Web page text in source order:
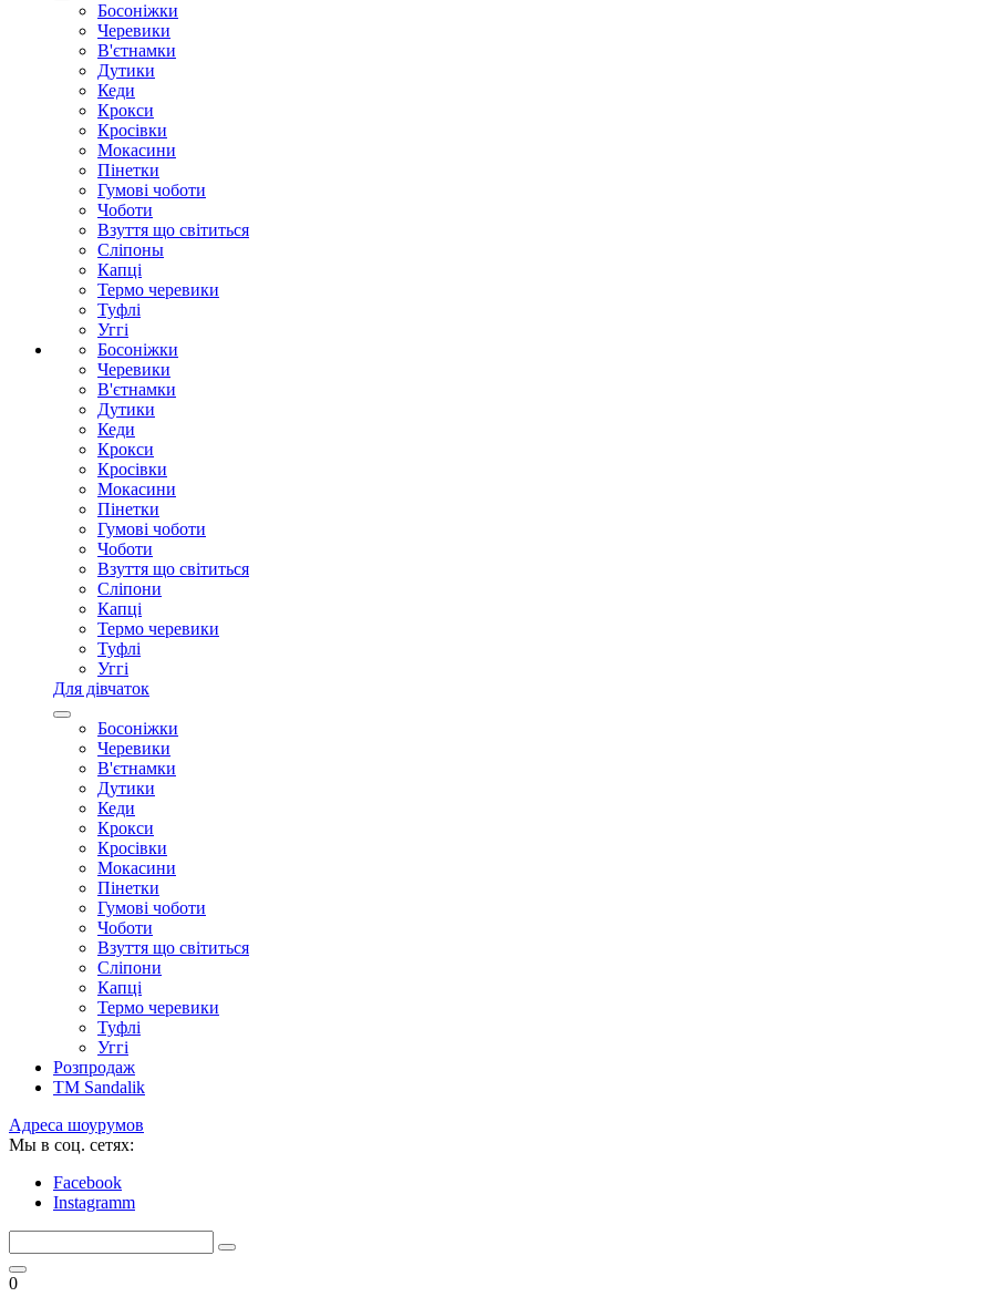
Босоніжки
Черевики
В'єтнамки
Дутики
Кеди
Крокси
Кросівки
Мокасини
Пінетки
Гумові чоботи
Чоботи
Взуття що світиться
Сліпоны
Капці
Термо черевики
Туфлі
Уггі
Босоніжки
Черевики
В'єтнамки
Дутики
Кеди
Крокси
Кросівки
Мокасини
Пінетки
Гумові чоботи
Чоботи
Взуття що світиться
Сліпони
Капці
Термо черевики
Туфлі
Уггі
Для дівчаток
Босоніжки
Черевики
В'єтнамки
Дутики
Кеди
Крокси
Кросівки
Мокасини
Пінетки
Гумові чоботи
Чоботи
Взуття що світиться
Сліпони
Капці
Термо черевики
Туфлі
Уггі
Розпродаж
TM Sandalik
Адреса шоурумов
Мы в соц. сетях:
Facebook
Instagramm
0